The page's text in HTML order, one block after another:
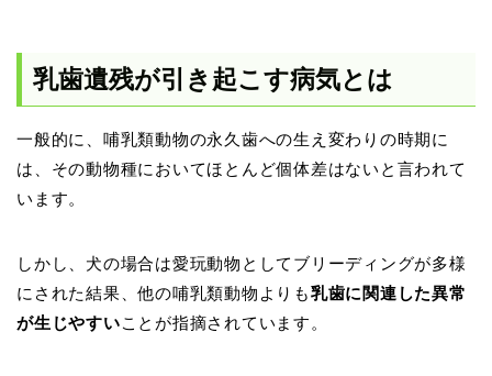
乳歯遺残が引き起こす病気とは
一般的に、哺乳類動物の永久歯への生え変わりの時期に
は、その動物種においてほとんど個体差はないと言われて
います。
しかし、犬の場合は愛玩動物としてブリーディングが多様
にされた結果、他の哺乳類動物よりも乳歯に関連した異常
が生じやすいことが指摘されています。